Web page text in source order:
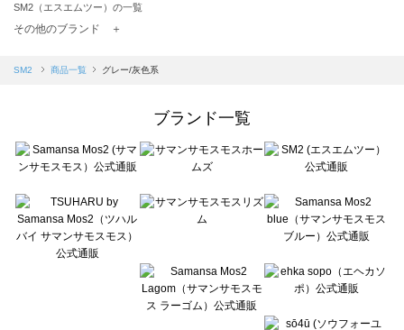
SM2（エスエムツー）の一覧
TSUHARU by Samansa Mos2（ツハルバイサマンサモスモス）の一覧
Samansa Mos2 blue（サマンサモスモス ブルー）の一覧
Te chichi（テチチ）の一覧
Te chichi CLASSIC（テチチ クラシック）の一覧
Lugnoncure（ルノンキュール）の一覧
BETTY'S BLUE（べティーズブルー）の一覧
Wpc.（ワールドパーティー）の一覧
その他のブランド ＋
SM2 商品一覧 グレー/灰色系
ブランド一覧